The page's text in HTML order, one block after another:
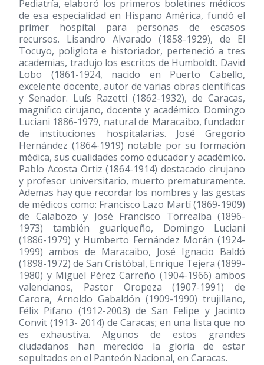
Pediatría, elaboró los primeros boletines médicos
de esa especialidad en Hispano América, fundó el
primer hospital para personas de escasos
recursos. Lisandro Alvarado (1858-1929), de El
Tocuyo, poliglota e historiador, perteneció a tres
academias, tradujo los escritos de Humboldt. David
Lobo (1861-1924, nacido en Puerto Cabello,
excelente docente, autor de varias obras científicas
y Senador. Luís Razetti (1862-1932), de Caracas,
magnifico cirujano, docente y académico. Domingo
Luciani 1886-1979, natural de Maracaibo, fundador
de instituciones hospitalarias. José Gregorio
Hernández (1864-1919) notable por su formación
médica, sus cualidades como educador y académico.
Pablo Acosta Ortiz (1864-1914) destacado cirujano
y profesor universitario, muerto prematuramente.
Ademas hay que recordar los nombres y las gestas
de médicos como: Francisco Lazo Martí (1869-1909)
de Calabozo y José Francisco Torrealba (1896-
1973) también guariqueño, Domingo Luciani
(1886-1979) y Humberto Fernández Morán (1924-
1999) ambos de Maracaibo, José Ignacio Baldó
(1898-1972) de San Cristóbal, Enrique Tejera (1899-
1980) y Miguel Pérez Carreño (1904-1966) ambos
valencianos, Pastor Oropeza (1907-1991) de
Carora, Arnoldo Gabaldón (1909-1990) trujillano,
Félix Pifano (1912-2003) de San Felipe y Jacinto
Convit (1913- 2014) de Caracas; en una lista que no
es exhaustiva. Algunos de estos grandes
ciudadanos han merecido la gloria de estar
sepultados en el Panteón Nacional, en Caracas.